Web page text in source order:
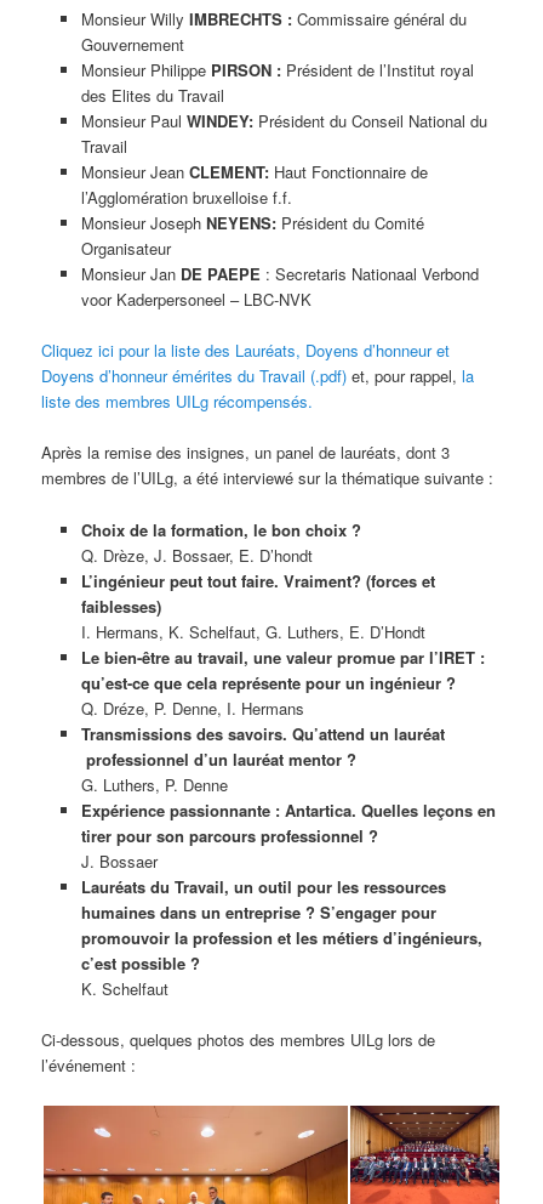
Monsieur Willy IMBRECHTS : Commissaire général du
Gouvernement
Monsieur Philippe PIRSON : Président de l’Institut royal
des Elites du Travail
Monsieur Paul WINDEY:Président du Conseil National du
Travail
Monsieur Jean CLEMENT: Haut Fonctionnaire de
l’Agglomération bruxelloise f.f.
Monsieur Joseph NEYENS: Président du Comité
Organisateur
Monsieur Jan DE PAEPE : Secretaris Nationaal Verbond
voor Kaderpersoneel – LBC-NVK
Cliquez ici pour la liste des Lauréats, Doyens d’honneur et
Doyens d’honneur émérites du Travail (.pdf) et, pour rappel, la
liste des membres UILg récompensés.
Après la remise des insignes, un panel de lauréats, dont 3
membres de l’UILg, a été interviewé sur la thématique suivante :
Choix de la formation, le bon choix ?
Q. Drèze, J. Bossaer, E. D’hondt
L’ingénieur peut tout faire. Vraiment? (forces et
faiblesses)
I. Hermans, K. Schelfaut, G. Luthers, E. D’Hondt
Le bien-être au travail, une valeur promue par l’IRET :
qu’est-ce que cela représente pour un ingénieur ?
Q. Dréze, P. Denne, I. Hermans
Transmissions des savoirs. Qu’attend un lauréat
professionnel d’un lauréat mentor ?
G. Luthers, P. Denne
Expérience passionnante : Antartica. Quelles leçons en
tirer pour son parcours professionnel ?
J. Bossaer
Lauréats du Travail, un outil pour les ressources
humaines dans un entreprise ? S’engager pour
promouvoir la profession et les métiers d’ingénieurs,
c’est possible ?
K. Schelfaut
Ci-dessous, quelques photos des membres UILg lors de
l’événement :